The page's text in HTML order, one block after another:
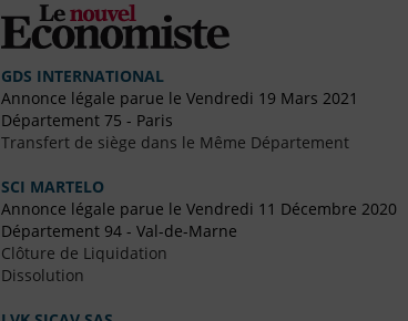
GDS INTERNATIONAL
Annonce légale parue le Vendredi 19 Mars 2021
Département 75 - Paris
Transfert de siège dans le Même Département
SCI MARTELO
Annonce légale parue le Vendredi 11 Décembre 2020
Département 94 - Val-de-Marne
Clôture de Liquidation
Dissolution